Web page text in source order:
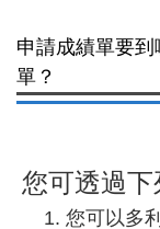
申請成績單要
單？
您可透過
您可以多